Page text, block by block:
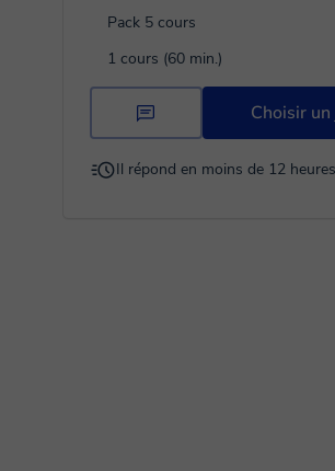
Pack 5 cours
1 cours (60 min.)
Choisir
Il répond en moins de 12 heures